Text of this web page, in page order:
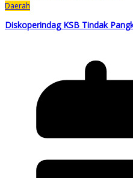
Daerah
Diskoperindag KSB Tindak